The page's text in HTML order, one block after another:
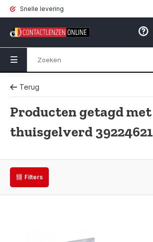
Snelle levering
Terug
Producten getagd met
thuisgelverd 39224621
Filters